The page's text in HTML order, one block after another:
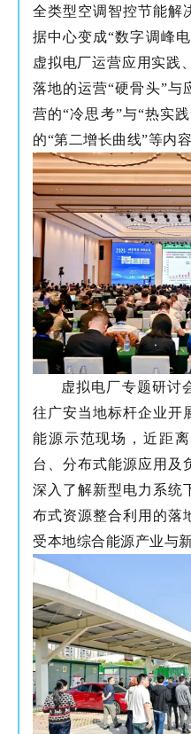
全类型空调智控节能解
据中心变成“数字调峰
虚拟电厂运营应用实践
落地的运营“硬骨头”与
营的“冷思考”与“热实
的“第二增长曲线”等内容
虚拟电厂专题研讨
往广安当地标杆企业开
能源示范现场，近距
台、分布式能源应用及
深入了解新型电力系统
布式资源整合利用的落
受本地综合能源产业与